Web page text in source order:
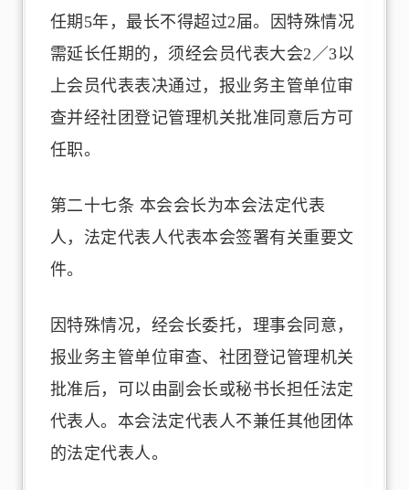
任期5年，最长不得超过2届。因特殊情况
需延长任期的，须经会员代表大会2／3以
上会员代表表决通过，报业务主管单位审
查并经社团登记管理机关批准同意后方可
任职。
第二十七条 本会会长为本会法定代表
人，法定代表人代表本会签署有关重要文
件。
因特殊情况，经会长委托，理事会同意，
报业务主管单位审查、社团登记管理机关
批准后，可以由副会长或秘书长担任法定
代表人。本会法定代表人不兼任其他团体
的法定代表人。